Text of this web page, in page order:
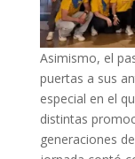
Asimismo, el
puertas a sus
especial en el
distintas
generaciones